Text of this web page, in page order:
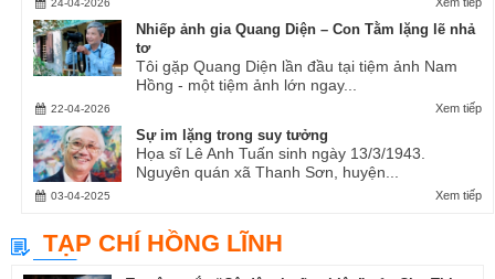
24-04-2026
Nhiếp ảnh gia Quang Diện – Con Tằm lặng lẽ nhả
tơ
Tôi gặp Quang Diện lần đầu tại tiệm ảnh Nam
Hồng - một tiệm ảnh lớn ngay...
Xem tiếp
22-04-2026
Sự im lặng trong suy tưởng
Họa sĩ Lê Anh Tuấn sinh ngày 13/3/1943.
Nguyên quán xã Thanh Sơn, huyện...
Xem tiếp
03-04-2025
TẠP CHÍ HỒNG LĨNH